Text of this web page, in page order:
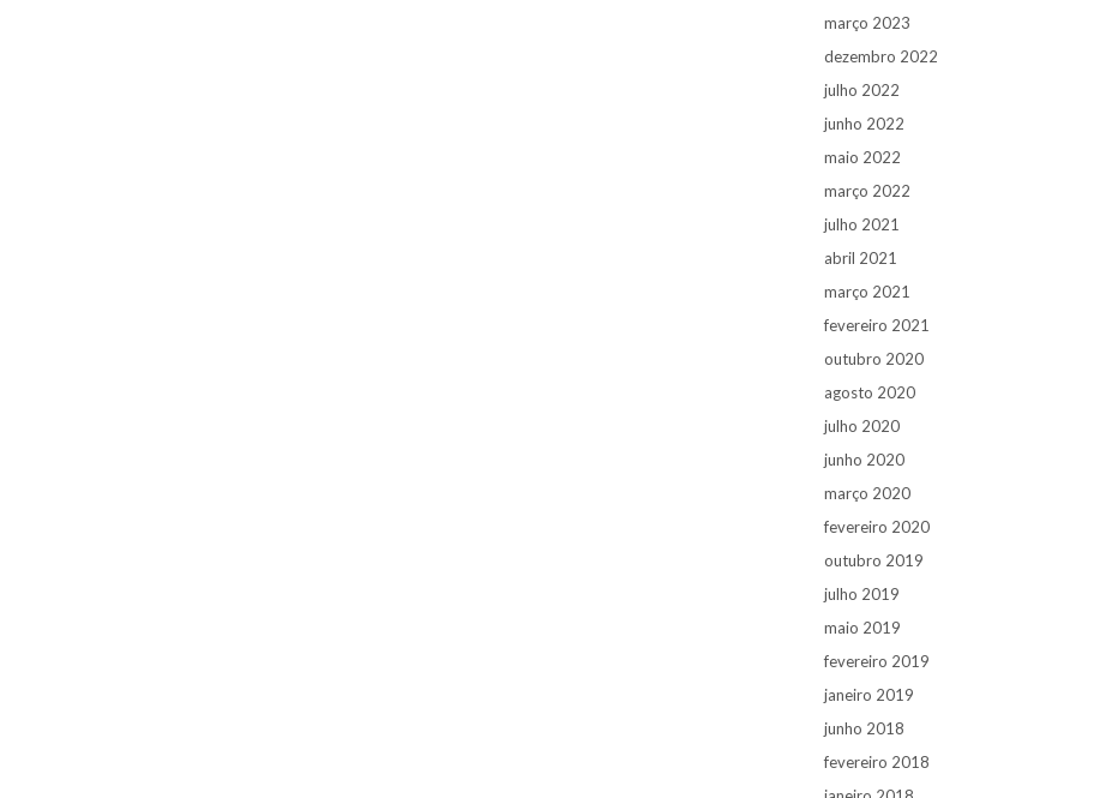
março 2023
dezembro 2022
julho 2022
junho 2022
maio 2022
março 2022
julho 2021
abril 2021
março 2021
fevereiro 2021
outubro 2020
agosto 2020
julho 2020
junho 2020
março 2020
fevereiro 2020
outubro 2019
julho 2019
maio 2019
fevereiro 2019
janeiro 2019
junho 2018
fevereiro 2018